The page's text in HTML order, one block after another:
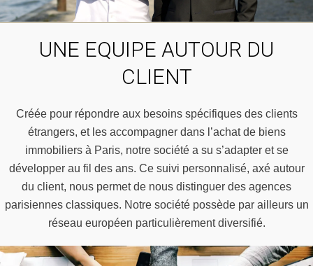
UNE EQUIPE AUTOUR DU
CLIENT
Créée pour répondre aux besoins spécifiques des clients
étrangers, et les accompagner dans l’achat de biens
immobiliers à Paris, notre société a su s’adapter et se
développer au fil des ans. Ce suivi personnalisé, axé autour
du client, nous permet de nous distinguer des agences
parisiennes classiques. Notre société possède par ailleurs un
réseau européen particulièrement diversifié.